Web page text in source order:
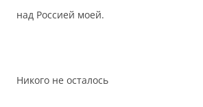
над Россией моей.
Никого не осталось